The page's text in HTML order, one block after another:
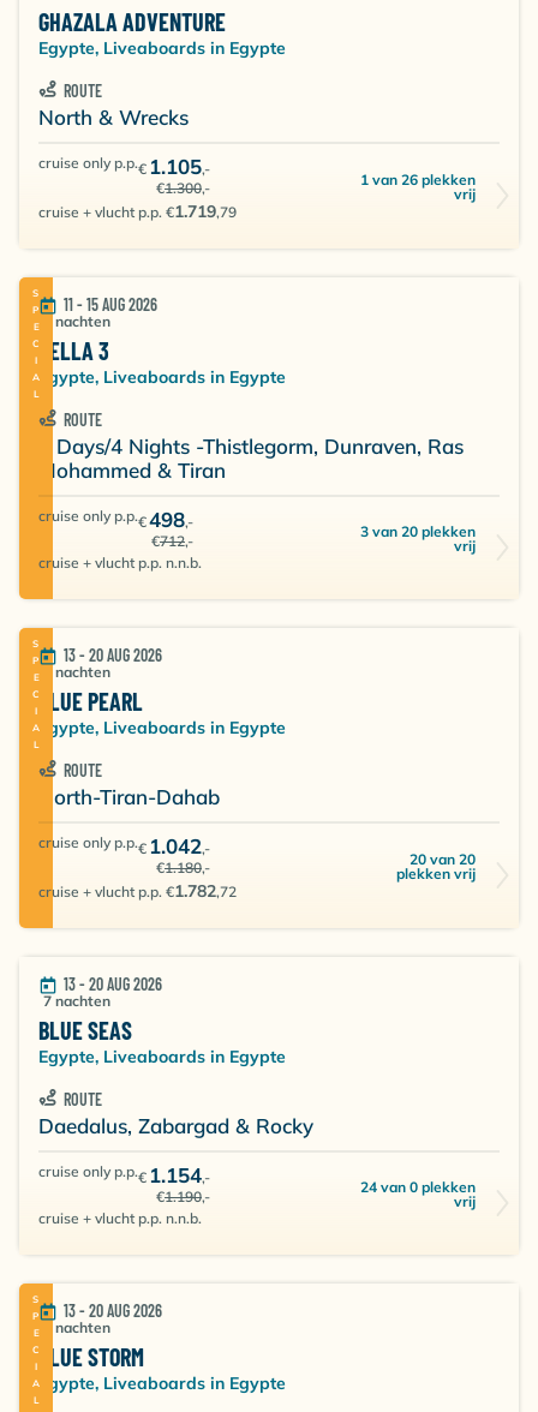
GHAZALA ADVENTURE
Egypte, Liveaboards in Egypte
ROUTE
North & Wrecks
cruise only p.p.€ 1.105,-
€1.300,-
cruise + vlucht p.p. €1.719,79
1 van 26 plekken
vrij
SPECIAL 11 - 15 AUG 2026
4 nachten
BELLA 3
Egypte, Liveaboards in Egypte
ROUTE
5 Days/4 Nights -Thistlegorm, Dunraven, Ras
Mohammed & Tiran
cruise only p.p.€498,-
€712,-
cruise + vlucht p.p. n.n.b.
3 van 20 plekken
vrij
SPECIAL 13 - 20 AUG 2026
7 nachten
BLUE PEARL
Egypte, Liveaboards in Egypte
ROUTE
North-Tiran-Dahab
cruise only p.p.€ 1.042,-
€1.180,-
cruise + vlucht p.p. €1.782,72
20 van 20
plekken vrij
13 - 20 AUG 2026
7 nachten
BLUE SEAS
Egypte, Liveaboards in Egypte
ROUTE
Daedalus, Zabargad & Rocky
cruise only p.p.€ 1.154,-
€1.190,-
cruise + vlucht p.p. n.n.b.
24 van 0 plekken
vrij
SPECIAL 13 - 20 AUG 2026
7 nachten
BLUE STORM
Egypte, Liveaboards in Egypte